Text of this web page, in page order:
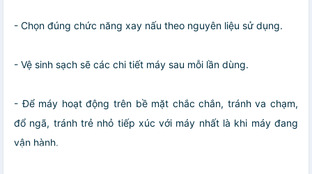
- Chọn đúng chức năng xay nấu theo nguyên liệu sử dụng.
- Vệ sinh sạch sẽ các chi tiết máy sau mỗi lần dùng.
- Để máy hoạt động trên bề mặt chắc chắn, tránh va chạm,
đổ ngã, tránh trẻ nhỏ tiếp xúc với máy nhất là khi máy đang
vận hành.